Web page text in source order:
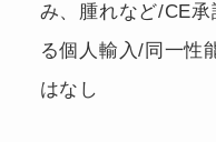
み、腫れなど/CE
る個人輸入/同一性
はなし